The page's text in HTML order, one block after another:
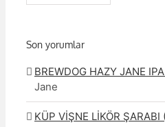
Son yorumlar
BREWDOG HAZY JANE
Jane
KÜP VİŞNE LİKÖR ŞARABI